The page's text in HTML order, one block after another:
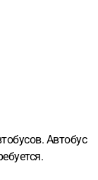
Автобус